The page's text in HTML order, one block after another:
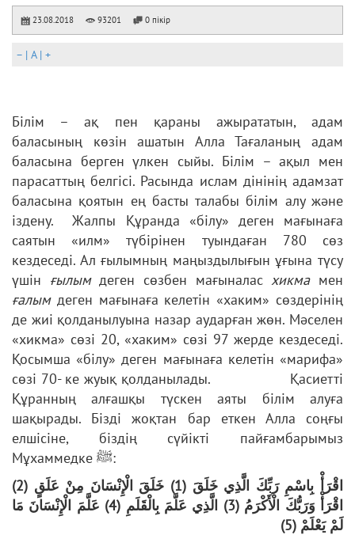
23.08.2018 93201 0 пікір
– | A| +
Білім – ақ пен қараны ажырататын, адам
баласының көзін ашатын Алла Тағаланың адам
баласына берген үлкен сыйы. Білім – ақыл мен
парасаттың белгісі. Расында ислам дінінің адамзат
баласына қоятын ең басты талабы білім алу және
іздену. Жалпы Құранда «білу» деген мағынаға
саятын «илм» түбірінен туындаған 780 сөз
кездеседі. Ал ғылымның маңыздылығын ұғына түсу
үшін ғылымдеген сөзбен мағыналасхикмамен
ғалымдеген мағынаға келетін «хаким» сөздерінің
де жиі қолданылуына назар аударған жөн. Мәселен
«хикма» сөзі 20, «хаким» сөзі 97 жерде кездеседі.
Қосымша «білу» деген мағынаға келетін «марифа»
сөзі 70- ке жуық қолданылады. Қасиетті
Құранның алғашқы түскен аяты білім алуға
шақырады. Бізді жоқтан бар еткен Алла соңғы
елшісіне, біздің сүйікті пайғамбарымыз
Мұхаммедке ﷺ:
اقْرَأْ بِاسْمِ رَبِّكَ الَّذِي خَلَقَ (1) خَلَقَ الْإِنْسَانَ مِنْ عَلَقٍ (2)
اقْرَأْ وَرَبُّكَ الْأَكْرَمُ (3) الَّذِي عَلَّمَ بِالْقَلَمِ (4) عَلَّمَ الْإِنْسَانَ مَا
لَمْ يَعْلَمْ (5)